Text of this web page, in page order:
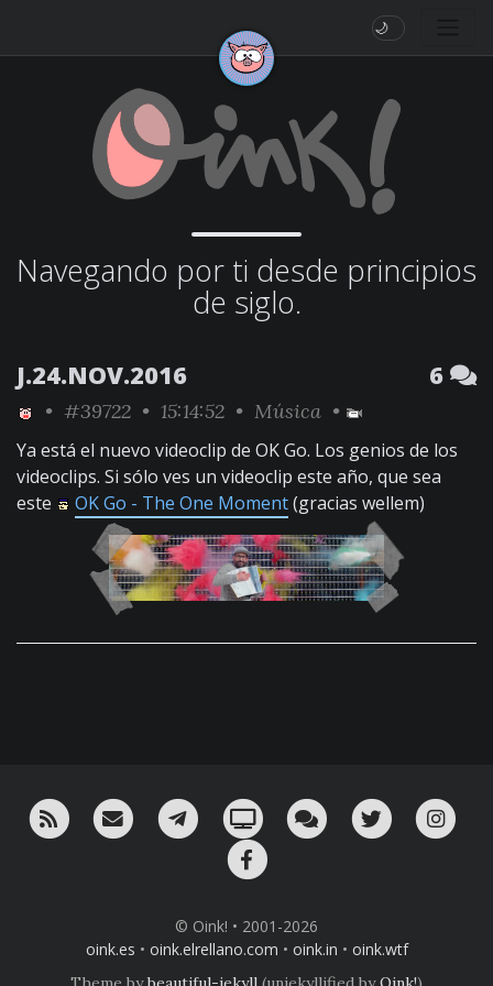
🌙
Navegando por ti desde principios
de siglo.
J.24.NOV.2016 6
• #39722 • 15:14:52 • Música •
Ya está el nuevo videoclip de OK Go. Los genios de los
videoclips. Si sólo ves un videoclip este año, que sea
este
OK Go - The One Moment(gracias wellem)
RSS ¡Mándame un email!¡Nuestro canal en Telegram!
Oink! TV Charla con nosotros
Twitter
© Oink! • 2001-2026
oink.es • oink.elrellano.com • oink.in • oink.wtf